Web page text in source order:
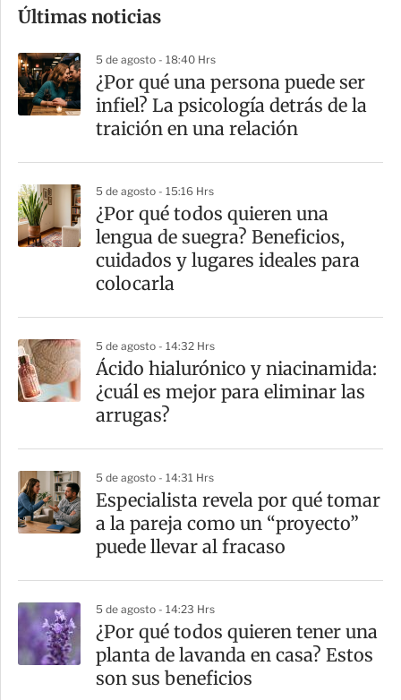
m
a
r
t
Últimas noticias
5 de agosto - 18:40 Hrs
¿Por qué una persona puede ser
infiel? La psicología detrás de la
traición en una relación
5 de agosto - 15:16 Hrs
¿Por qué todos quieren una
lengua de suegra? Beneficios,
cuidados y lugares ideales para
colocarla
5 de agosto - 14:32 Hrs
Ácido hialurónico y niacinamida:
¿cuál es mejor para eliminar las
arrugas?
5 de agosto - 14:31 Hrs
Especialista revela por qué tomar
a la pareja como un “proyecto”
puede llevar al fracaso
5 de agosto - 14:23 Hrs
¿Por qué todos quieren tener una
planta de lavanda en casa? Estos
son sus beneficios